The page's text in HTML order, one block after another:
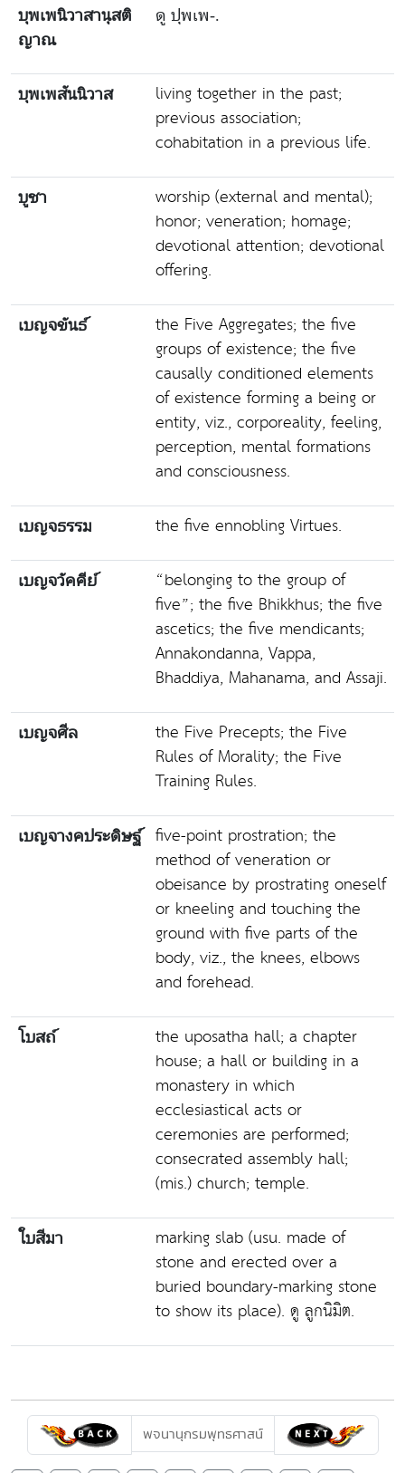
บุพเพนิวาสานุสติ
ญาณ
ดู ปุพเพ-.
บุพเพสันนิวาส
living together in the past;
previous association;
cohabitation in a previous life.
บูชา
worship (external and mental);
honor; veneration; homage;
devotional attention; devotional
offering.
เบญจขันธ์
the Five Aggregates; the five
groups of existence; the five
causally conditioned elements
of existence forming a being or
entity, viz., corporeality, feeling,
perception, mental formations
and consciousness.
เบญจธรรม the five ennobling Virtues.
เบญจวัคคีย์
“belonging to the group of
five”; the five Bhikkhus; the five
ascetics; the five mendicants;
Annakondanna, Vappa,
Bhaddiya, Mahanama, and Assaji.
เบญจศีล
the Five Precepts; the Five
Rules of Morality; the Five
Training Rules.
เบญจางคประดิษฐ์
five-point prostration; the
method of veneration or
obeisance by prostrating oneself
or kneeling and touching the
ground with five parts of the
body, viz., the knees, elbows
and forehead.
โบสถ์
the uposatha hall; a chapter
house; a hall or building in a
monastery in which
ecclesiastical acts or
ceremonies are performed;
consecrated assembly hall;
(mis.) church; temple.
ใบสีมา
marking slab (usu. made of
stone and erected over a
buried boundary-marking stone
to show its place). ดู ลูกนิมิต.
พจนานุกรมพุทธศาสน์